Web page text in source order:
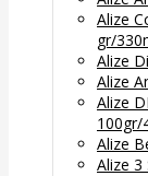
Alize
gr/
Alize
Alize
Alize
100gr/
Alize
Alize 3